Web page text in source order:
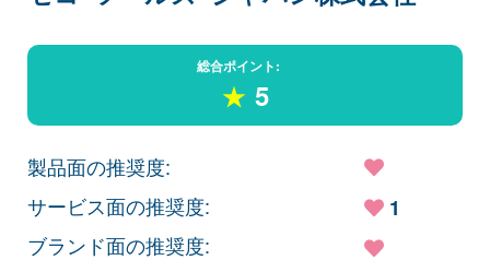
総合ポイント:
★ 5
製品面の推奨度:
サービス面の推奨度:
ブランド面の推奨度:
1